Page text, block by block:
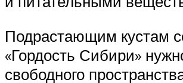
Подрастающим кустам
«Гордость Сибири»
свободного